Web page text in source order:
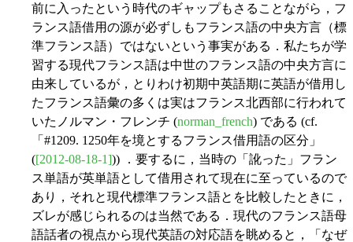
前に入ったという時代のギャップもさることながら，フ
ランス語借用の源が必ずしもフランス語の中央方言（標
準フランス語）ではないという事実がある．私たちが学
習する現代フランス語は中世のフランス語の中央方言に
由来しているが，とりわけ初期中英語期に英語が借用し
たフランス語彙の多くは実はフランス北西部に行われて
いたノルマン・フレンチ (norman_french) である (cf.
「#1209. 1250年を境とするフランス借用語の区分」
([2012-08-18-1])) ．要するに，当時の「訛った」フラン
ス単語が英単語として借用されて現在に至っているので
あり，それと現代標準フランス語とを比較したときに，
ズレが感じられるのは当然である．現代のフランス語母
語話者の視点から現代英語の対応語を眺めると，「なぜ